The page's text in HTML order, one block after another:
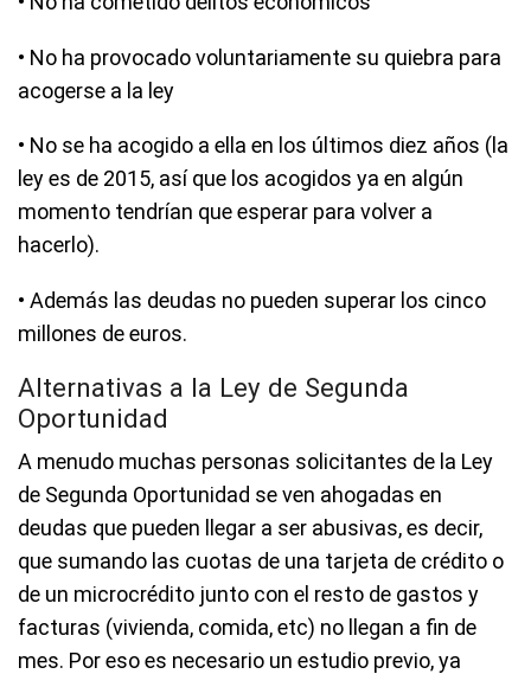
• No ha provocado voluntariamente su quiebra para
acogerse a la ley
• No se ha acogido a ella en los últimos diez años (la
ley es de 2015, así que los acogidos ya en algún
momento tendrían que esperar para volver a
hacerlo).
• Además las deudas no pueden superar los cinco
millones de euros.
Alternativas a la Ley de Segunda
Oportunidad
A menudo muchas personas solicitantes de la Ley
de Segunda Oportunidad se ven ahogadas en
deudas que pueden llegar a ser abusivas, es decir,
que sumando las cuotas de una tarjeta de crédito o
de un microcrédito junto con el resto de gastos y
facturas (vivienda, comida, etc) no llegan a fin de
mes. Por eso es necesario un estudio previo, ya